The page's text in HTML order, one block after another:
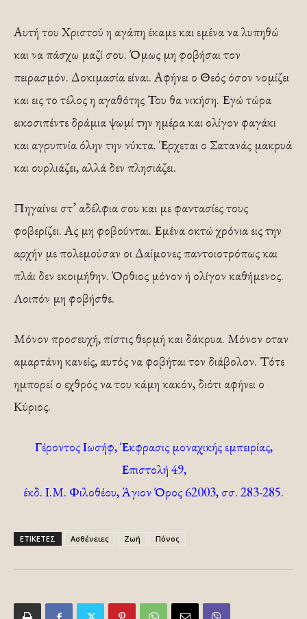
Αυτή του Χριστού η αγάπη έκαμε και εμένα να λυπηθώ
και να πάσχω μαζί σου. Όμως μη φοβήσαι τον
πειρασμόν. Δοκιμασία είναι. Αφήνει ο Θεός όσον νομίζει
και εις το τέλος η αγαθότης Του θα νικήση. Εγώ τώρα
εικοσιπέντε δράμια ψωμί την ημέρα και ολίγον φαγάκι
και αγρυπνία όλην την νύκτα. Έρχεται ο Σατανάς μακρυά
και ουρλιάζει, αλλά δεν πλησιάζει.
Πηγαίνει στ’ αδέλφια σου και με φαντασίες τους
φοβερίζει. Ας μη φοβούνται. Εμένα οκτώ χρόνια εις την
αρχήν με πολεμούσαν οι Δαίμονες παντοιοτρόπως και
πλάι δεν εκοιμήθην. Όρθιος μόνον ή ολίγον καθήμενος.
Λοιπόν μη φοβήσθε.
Μόνον προσευχή, πίστις θερμή και δάκρυα. Μόνον οταν
αμαρτάνη κανείς, αυτός να φοβήται τον διάβολον. Τότε
ημπορεί ο εχθρός να του κάμη κακόν, διότι αφήνει ο
Κύριος.
Γέροντος Ιωσήφ, Έκφρασις μοναχικής εμπειρίας,
Επιστολή 49,
έκδ. Ι.Μ. Φιλοθέου, Άγιον Όρος 62003, σσ. 283-285.
ΕΤΙΚΕΤΕΣ Ασθένειες Ζωή Πόνος